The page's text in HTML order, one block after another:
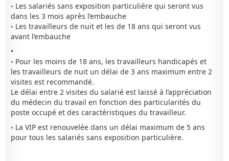
◦ Les salariés sans exposition particulière qui seront vus
dans les 3 mois après l’embauche
◦ Les travailleurs de nuit et les de 18 ans qui seront vus
avant l’embauche
•
◦ Pour les moins de 18 ans, les travailleurs handicapés et
les travailleurs de nuit un délai de 3 ans maximum entre 2
visites est recommandé.
Le délai entre 2 visites du salarié est laissé à l’appréciation
du médecin du travail en fonction des particularités du
poste occupé et des caractéristiques du travailleur.
◦ La VIP est renouvelée dans un délai maximum de 5 ans
pour tous les salariés sans exposition particulière.